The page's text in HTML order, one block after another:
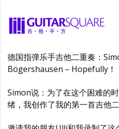
德国指弹乐手吉他二重奏：
Bögershausen – Hopefully！
Simon说：为了在这个困难的
绪，我创作了我的第一首吉他二